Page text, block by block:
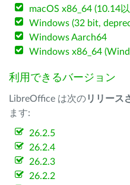
macOS x86_64 (10.14
Windows (32 bit,
Windows Aarch64
Windows x86_64
利用できるバージョン
LibreOffice は次のリリース
ます:
26.2.5
26.2.4
26.2.3
26.2.2